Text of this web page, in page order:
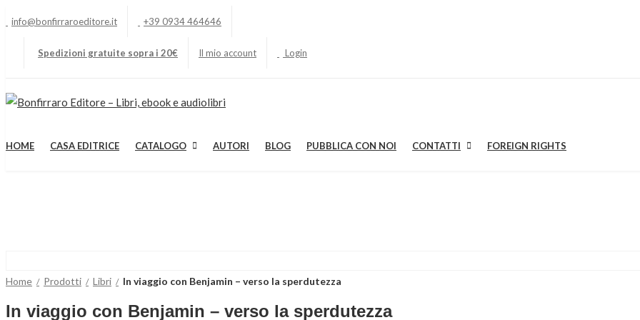
info@bonfirraroeditore.it +39 0934 464646
Spedizioni gratuite sopra i 20€ Il mio account Login
HOME CASA EDITRICE CATALOGO AUTORI BLOG PUBBLICA CON NOI CONTATTI FOREIGN RIGHTS
Home Prodotti Libri In viaggio con Benjamin – verso la sperdutezza
In viaggio con Benjamin – verso la sperdutezza